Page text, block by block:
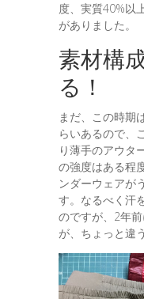
度、実質40%以
がありました。
素材構
る！
まだ、この時期
らいあるので、
り薄手のアウタ
の強度はある程
ンダーウェアが
す。なるべく汗
のですが、2年
が、ちょっと違